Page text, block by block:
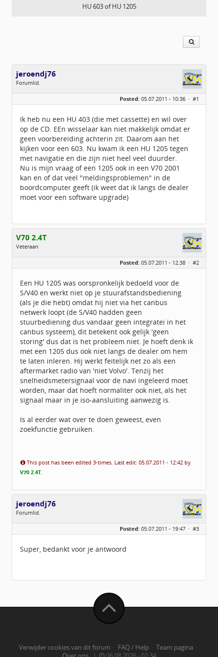
HU 603 of HU 1205
jeroendj76
Forumlid.
Geslacht:
Berichten:
8
Posted: 05.07.2011 - 10:36 · #1
Ik heb nu een HU 403 (die met cassette) en wil over
op de CD. EEn wisselaar kan niet makkelijk omdat er
geen voorbereiding achterin zit. Daarom aan het
kijken voor een 603. Nu kwam ik een HU 1205 tegen
met navigatie en die zijn niet heel veel duurder.
Nu is mijn vraag of een 1205 ook in een V70 2001
kan en of dat veel "meldingsproblemen" in de
boordcomputer geeft (ik weet dat ik langs de dealer
moet voor een software upgrade)
V70 2.4T
Veteraan
Leeftijd:
55
Geregistreerd:02 / 2009
Posted: 05.07.2011 - 12:38 · #2
Een HU 1205 was oorspronkelijk bedoeld voor de
S/V40 en werkt niet op je stuurafstandsbediening
(als je die hebt) omdat hij niet via het canbus
netwerk loopt (de S/V40 hadden geen
stuurbediening dus vandaar geen integratei in het
canbus systeem), dit betekent ook gelijk 'geen
storing' dus dat is het probleem niet. Je hoeft denk ik
met een 1205 dus ook niet langs de dealer om hem
te laten inleren. Hij werkt feitelijk net zo als een
aftermarket radio van 'niet Volvo'. Tenzij het
snelheidsmetersignaal voor de navi ingeleerd moet
worden, maar dat hoeft normaliter ook niet, als het
signaal maar in je iso-aansluiting aanwezig is.
Is al eerder wat over te doen geweest, even
zoekfunctie gebruiken.
This post has been edited 3-times. Last edit: 05.07.2011 - 12:42 by
V70 2.4T.
jeroendj76
Forumlid.
Geslacht:
Berichten:
8
Posted: 05.07.2011 - 19:47 · #3
Super, bedankt voor je antwoord
Verwijder cookies van dit forum · FAQ / Help · Team pagina ·